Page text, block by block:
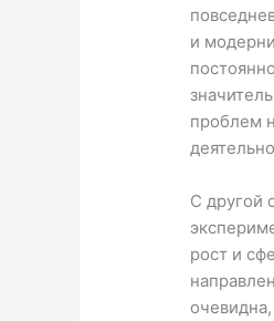
и
проблем
С другой
рост и